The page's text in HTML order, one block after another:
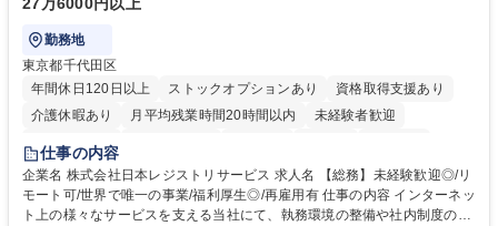
勤務地
東京都千代田区
年間休日120日以上
ストックオプションあり
資格取得支援あり
介護休暇あり
月平均残業時間20時間以内
未経験者歓迎
住宅手当あり
完全週休2日制
交通費支給 駅近5分以内 土日祝休み 服装自由
仕事の内容
企業名 株式会社日本レジストリサービス 求人名 【総務】未経験歓迎◎/リ
モート可/世界で唯一の事業/福利厚生◎/再雇用有 仕事の内容 インターネッ
ト上の様々なサービスを支える当社にて、執務環境の整備や社内制度の検